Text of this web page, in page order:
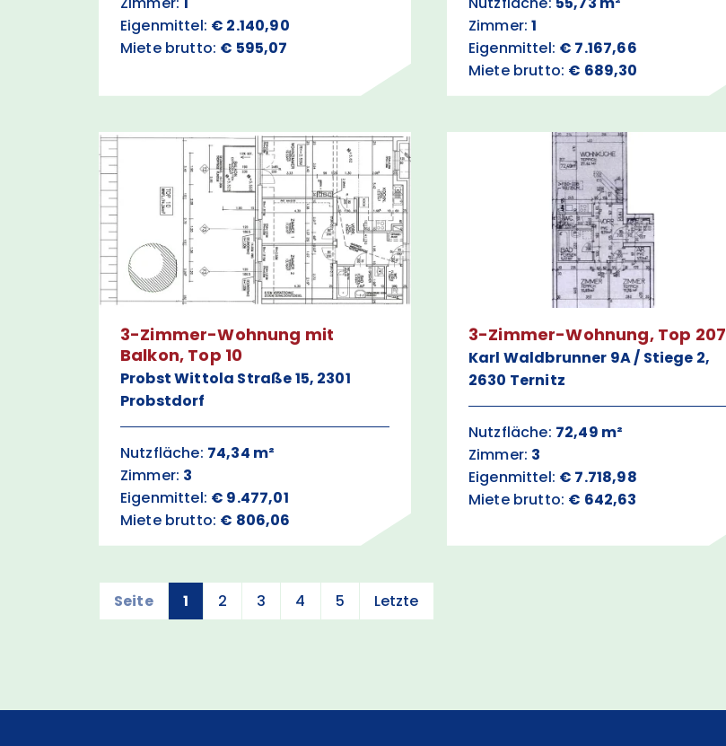
Eigenmittel: € 2.140,90
Miete brutto: € 595,07
Zimmer:1
Eigenmittel: € 7.167,66
Miete brutto: € 689,30
3-Zimmer-Wohnung mit
Balkon, Top 10
Probst Wittola Straße 15, 2301
Probstdorf
Nutzfläche: 74,34 m²
Zimmer: 3
Eigenmittel: € 9.477,01
Miete brutto: € 806,06
3-Zimmer-Wohnung, Top 207
Karl Waldbrunner 9A / Stiege 2,
2630 Ternitz
Nutzfläche: 72,49 m²
Zimmer: 3
Eigenmittel: € 7.718,98
Miete brutto: € 642,63
Seite 1 2 3 4 5 Letzte